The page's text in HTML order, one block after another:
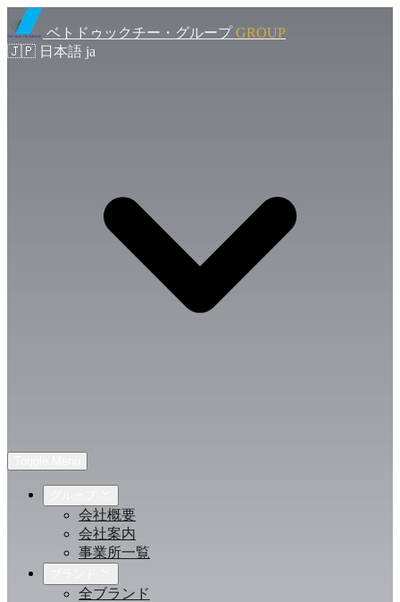
ベトドゥックチー・グループGROUP
🇯🇵 日本語 ja
会社概要
会社案内
事業所一覧
全ブランド